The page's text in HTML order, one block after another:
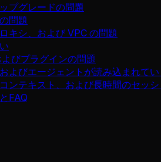
プグレードの問題
問題
キシ、および VPC の問題
びプラグインの問題
よびエージェントが読み込まれて
ンテキスト、および長時間のセッ
FAQ